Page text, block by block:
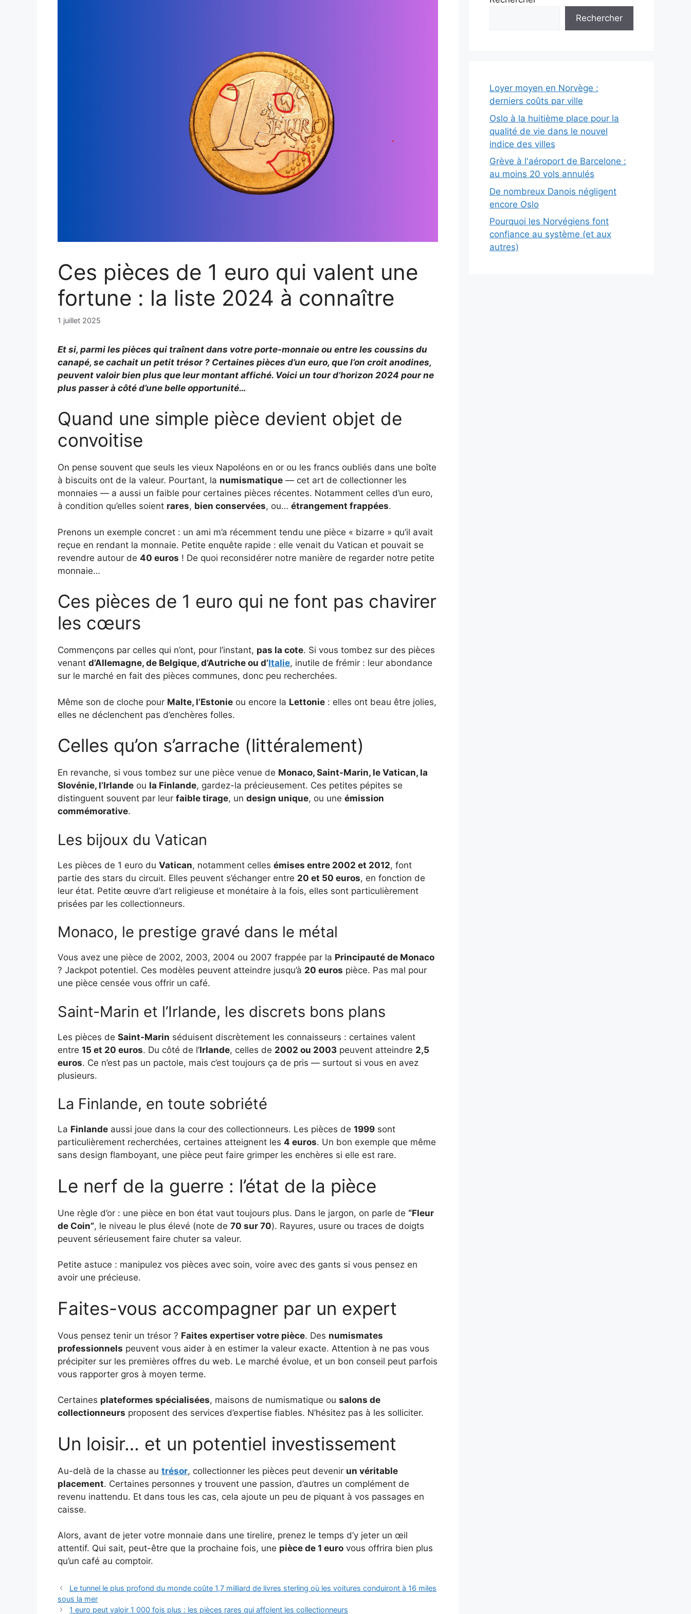
Ces pièces de 1 euro qui valent une
fortune : la liste 2024 à connaître
1 juillet 2025
Et si, parmi les pièces qui traînent dans votre porte-monnaie ou entre les coussins du
canapé, se cachait un petit trésor ? Certaines pièces d’un euro, que l’on croit anodines,
peuvent valoir bien plus que leur montant affiché. Voici un tour d’horizon 2024 pour ne
plus passer à côté d’une belle opportunité…
Quand une simple pièce devient objet de
convoitise
On pense souvent que seuls les vieux Napoléons en or ou les francs oubliés dans une boîte
à biscuits ont de la valeur. Pourtant, la numismatique — cet art de collectionner les
monnaies — a aussi un faible pour certaines pièces récentes. Notamment celles d’un euro,
à condition qu’elles soient rares, bien conservées, ou… étrangement frappées.
Prenons un exemple concret : un ami m’a récemment tendu une pièce « bizarre » qu’il avait
reçue en rendant la monnaie. Petite enquête rapide : elle venait du Vatican et pouvait se
revendre autour de 40 euros ! De quoi reconsidérer notre manière de regarder notre petite
monnaie…
Ces pièces de 1 euro qui ne font pas chavirer
les cœurs
Commençons par celles qui n’ont, pour l’instant, pas la cote. Si vous tombez sur des pièces
venant d’Allemagne, de Belgique, d’Autriche ou d’Italie, inutile de frémir : leur abondance
sur le marché en fait des pièces communes, donc peu recherchées.
Même son de cloche pour Malte, l’Estonie ou encore la Lettonie : elles ont beau être jolies,
elles ne déclenchent pas d’enchères folles.
Celles qu’on s’arrache (littéralement)
En revanche, si vous tombez sur une pièce venue de Monaco, Saint-Marin, le Vatican, la
Slovénie, l’Irlande ou la Finlande, gardez-la précieusement. Ces petites pépites se
distinguent souvent par leur faible tirage, un design unique, ou une émission
commémorative.
Les bijoux du Vatican
Les pièces de 1 euro du Vatican, notamment celles émises entre 2002 et 2012, font
partie des stars du circuit. Elles peuvent s’échanger entre 20 et 50 euros, en fonction de
leur état. Petite œuvre d’art religieuse et monétaire à la fois, elles sont particulièrement
prisées par les collectionneurs.
Monaco, le prestige gravé dans le métal
Vous avez une pièce de 2002, 2003, 2004 ou 2007 frappée par la Principauté de Monaco
? Jackpot potentiel. Ces modèles peuvent atteindre jusqu’à 20 euros pièce. Pas mal pour
une pièce censée vous offrir un café.
Saint-Marin et l’Irlande, les discrets bons plans
Les pièces de Saint-Marin séduisent discrètement les connaisseurs : certaines valent
entre 15 et 20 euros. Du côté de l’Irlande, celles de 2002 ou 2003 peuvent atteindre 2,5
euros. Ce n’est pas un pactole, mais c’est toujours ça de pris — surtout si vous en avez
plusieurs.
La Finlande, en toute sobriété
La Finlande aussi joue dans la cour des collectionneurs. Les pièces de 1999 sont
particulièrement recherchées, certaines atteignent les 4 euros. Un bon exemple que même
sans design flamboyant, une pièce peut faire grimper les enchères si elle est rare.
Le nerf de la guerre : l’état de la pièce
Une règle d’or : une pièce en bon état vaut toujours plus. Dans le jargon, on parle de “Fleur
de Coin”, le niveau le plus élevé (note de 70 sur 70). Rayures, usure ou traces de doigts
peuvent sérieusement faire chuter sa valeur.
Petite astuce : manipulez vos pièces avec soin, voire avec des gants si vous pensez en
avoir une précieuse.
Faites-vous accompagner par un expert
Vous pensez tenir un trésor ? Faites expertiser votre pièce. Des numismates
professionnels peuvent vous aider à en estimer la valeur exacte. Attention à ne pas vous
précipiter sur les premières offres du web. Le marché évolue, et un bon conseil peut parfois
vous rapporter gros à moyen terme.
Certaines plateformes spécialisées, maisons de numismatique ou salons de
collectionneurs proposent des services d’expertise fiables. N’hésitez pas à les solliciter.
Un loisir… et un potentiel investissement
Au-delà de la chasse au trésor, collectionner les pièces peut devenir un véritable
placement. Certaines personnes y trouvent une passion, d’autres un complément de
revenu inattendu. Et dans tous les cas, cela ajoute un peu de piquant à vos passages en
caisse.
Alors, avant de jeter votre monnaie dans une tirelire, prenez le temps d’y jeter un œil
attentif. Qui sait, peut-être que la prochaine fois, une pièce de 1 euro vous offrira bien plus
qu’un café au comptoir.
Le tunnel le plus profond du monde coûte 1,7 milliard de livres sterling où les voitures conduiront à 16 miles
sous la mer
1 euro peut valoir 1 000 fois plus : les pièces rares qui affolent les collectionneurs
Rechercher
Loyer moyen en Norvège :
derniers coûts par ville
Oslo à la huitième place pour la
qualité de vie dans le nouvel
indice des villes
Grève à l'aéroport de Barcelone :
au moins 20 vols annulés
De nombreux Danois négligent
encore Oslo
Pourquoi les Norvégiens font
confiance au système (et aux
autres)